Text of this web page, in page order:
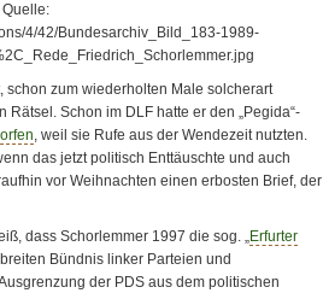
4/42/Bundesarchiv_Bild_183-1989-
zum wiederholten Male solcherart
Schon im DLF hatte er den „Pegida“-
, weil sie Rufe aus der Wendezeit nutzten.
das jetzt politisch Enttäuschte und auch
vor Weihnachten einen erbosten Brief, der
dass Schorlemmer 1997 die sog. „Erfurter
Bündnis linker Parteien und
der PDS aus dem politischen